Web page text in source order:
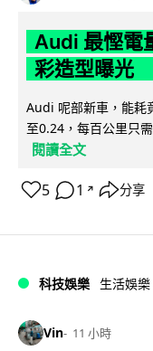
Audi 最慳
彩造型曝光
Audi 呢部新車，能耗
至0.24，每百公里只
閱讀全文
5 1 ↗ 分享
科技娛樂 生活娛樂
Vin 11 小時